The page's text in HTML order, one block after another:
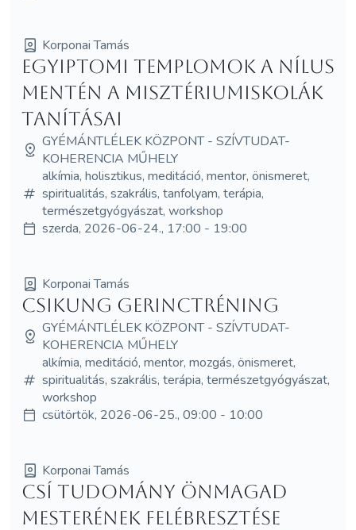
Korponai Tamás
Egyiptomi templomok a Nílus
mentén A misztériumiskolák
tanításai
GYÉMÁNTLÉLEK KÖZPONT - SZÍVTUDAT-
KOHERENCIA MŰHELY
alkímia, holisztikus, meditáció, mentor, önismeret,
spiritualitás, szakrális, tanfolyam, terápia,
természetgyógyászat, workshop
szerda, 2026-06-24., 17:00 - 19:00
Korponai Tamás
Csikung Gerinctréning
GYÉMÁNTLÉLEK KÖZPONT - SZÍVTUDAT-
KOHERENCIA MŰHELY
alkímia, meditáció, mentor, mozgás, önismeret,
spiritualitás, szakrális, terápia, természetgyógyászat,
workshop
csütörtök, 2026-06-25., 09:00 - 10:00
Korponai Tamás
Csí tudomány Önmagad
mesterének felébresztése